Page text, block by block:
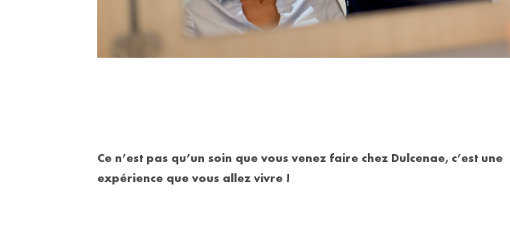
Ce n’est pas qu’un soin que vous venez faire chez Dulcenae, c’est une
expérience que vous allez vivre !